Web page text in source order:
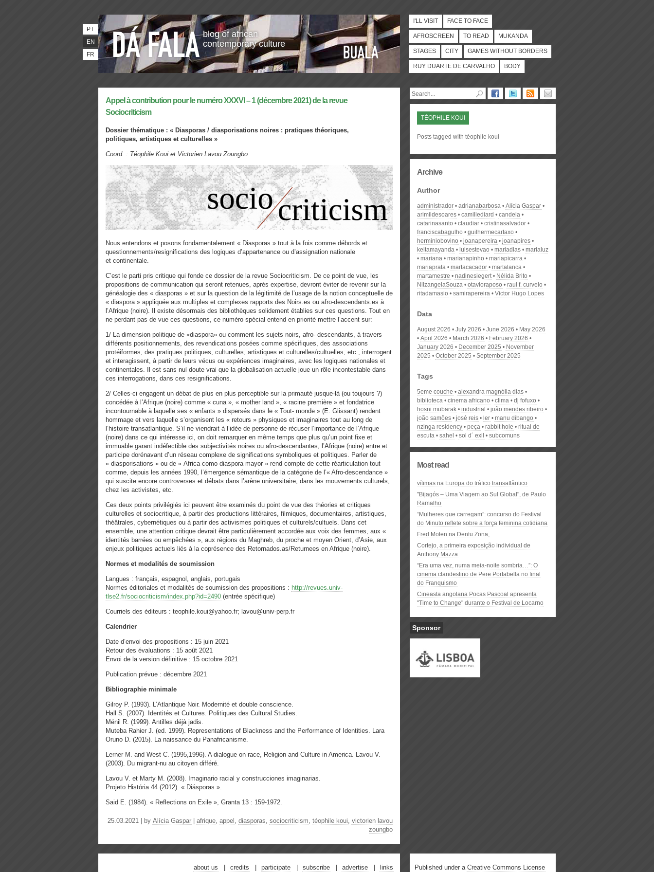
blog of african
contemporary culture
PT
EN
FR
I'LL VISIT FACE TO FACE
AFROSCREEN TO READ MUKANDA
STAGES CITY GAMES WITHOUT BORDERS
RUY DUARTE DE CARVALHO BODY
Appel à contribution pour le numéro XXXVI – 1 (décembre 2021) de la revue
Sociocriticism
Dossier thématique : « Diasporas / diasporisations noires : pratiques théoriques,
politiques, artistiques et culturelles »
Coord. : Téophile Koui et Victorien Lavou Zoungbo
Nous entendons et posons fondamentalement « Diasporas » tout à la fois comme débords et
questionnements/resignifications des logiques d’appartenance ou d’assignation nationale
et continentale.
C’est le parti pris critique qui fonde ce dossier de la revue Sociocriticism. De ce point de vue, les
propositions de communication qui seront retenues, après expertise, devront éviter de revenir sur la
généalogie des « diasporas » et sur la question de la légitimité de l’usage de la notion conceptuelle de
« diaspora » appliquée aux multiples et complexes rapports des Noirs.es ou afro-descendants.es à
l’Afrique (noire). Il existe désormais des bibliothèques solidement établies sur ces questions. Tout en
ne perdant pas de vue ces questions, ce numéro spécial entend en priorité mettre l’accent sur:
1/ La dimension politique de «diaspora» ou comment les sujets noirs, afro- descendants, à travers
différents positionnements, des revendications posées comme spécifiques, des associations
protéiformes, des pratiques politiques, culturelles, artistiques et culturelles/cultuelles, etc., interrogent
et interagissent, à partir de leurs vécus ou expériences imaginaires, avec les logiques nationales et
continentales. Il est sans nul doute vrai que la globalisation actuelle joue un rôle incontestable dans
ces interrogations, dans ces resignifications.
2/ Celles-ci engagent un débat de plus en plus perceptible sur la primauté jusque-là (ou toujours ?)
concédée à l’Afrique (noire) comme « cuna », « mother land », « racine première » et fondatrice
incontournable à laquelle ses « enfants » dispersés dans le « Tout- monde » (E. Glissant) rendent
hommage et vers laquelle s’organisent les « retours » physiques et imaginaires tout au long de
l’histoire transatlantique. S’il ne viendrait à l’idée de personne de récuser l’importance de l’Afrique
(noire) dans ce qui intéresse ici, on doit remarquer en même temps que plus qu’un point fixe et
immuable garant indéfectible des subjectivités noires ou afro-descendantes, l’Afrique (noire) entre et
participe dorénavant d’un réseau complexe de significations symboliques et politiques. Parler de
« diasporisations » ou de « Africa como diaspora mayor » rend compte de cette réarticulation tout
comme, depuis les années 1990, l’émergence sémantique de la catégorie de l’« Afro-descendance »
qui suscite encore controverses et débats dans l’arène universitaire, dans les mouvements culturels,
chez les activistes, etc.
Ces deux points privilégiés ici peuvent être examinés du point de vue des théories et critiques
culturelles et sociocritique, à partir des productions littéraires, filmiques, documentaires, artistiques,
théâtrales, cybernétiques ou à partir des activismes politiques et culturels/cultuels. Dans cet
ensemble, une attention critique devrait être particulièrement accordée aux voix des femmes, aux «
identités barrées ou empêchées », aux régions du Maghreb, du proche et moyen Orient, d’Asie, aux
enjeux politiques actuels liés à la coprésence des Retornados.as/Returnees en Afrique (noire).
Normes et modalités de soumission
Langues : français, espagnol, anglais, portugais
Normes éditoriales et modalités de soumission des propositions : http://revues.univ-
tlse2.fr/sociocriticism/index.php?id=2490 (entrée spécifique)
Courriels des éditeurs : teophile.koui@yahoo.fr; lavou@univ-perp.fr
Calendrier
Date d’envoi des propositions : 15 juin 2021
Retour des évaluations : 15 août 2021
Envoi de la version définitive : 15 octobre 2021
Publication prévue : décembre 2021
Bibliographie minimale
Gilroy P. (1993). L’Atlantique Noir. Modernité et double conscience.
Hall S. (2007). Identités et Cultures. Politiques des Cultural Studies.
Ménil R. (1999). Antilles déjà jadis.
Muteba Rahier J. (ed. 1999). Representations of Blackness and the Performance of Identities. Lara
Oruno D. (2015). La naissance du Panafricanisme.
Lerner M. and West C. (1995,1996). A dialogue on race, Religion and Culture in America. Lavou V.
(2003). Du migrant-nu au citoyen différé.
Lavou V. et Marty M. (2008). Imaginario racial y construcciones imaginarias.
Projeto História 44 (2012). « Diásporas ».
Said E. (1984). « Reflections on Exile », Granta 13 : 159-1972.
25.03.2021 | by Alícia Gaspar afrique, appel , diasporas, sociocriticism, téophile koui, victorien lavou
zoungbo
TÉOPHILE KOUI
Posts tagged with téophile koui
Archive
Author
administrador adrianabarbosa
Alícia Gaspar
arimildesoares
camillediard
candela
catarinasanto
claudiar
cristinasalvador
franciscabagulho
guilhermecartaxo
herminiobovino
joanapereira
joanapires
keitamayanda
luisestevao mariadias
marialuz
mariana
marianapinho
mariapicarra
mariaprata
martacacador
martalanca
martamestre
nadinesiegert
Nélida Brito
NilzangelaSouza
otavioraposo
raul f. curvelo
ritadamasio
samirapereira Victor Hugo Lopes
Data
August 2026 July 2026 June 2026
May 2026
April 2026
March 2026
February 2026
January 2026
December 2025
November
2025
October 2025 September 2025
Tags
5eme couche
alexandra magnólia dias
biblioteca
cinema africano clima
dj fofuxo
hosni mubarak
industrial
joão mendes ribeiro
joão samões
josé reis ler
manu dibango
nzinga residency
peça rabbit hole
ritual de
escuta
sahel sol d´ exil subcomuns
Most read
vítimas na Europa do tráfico transatlântico
"Bijagós – Uma Viagem ao Sul Global", de Paulo
Ramalho
“Mulheres que carregam”: concurso do Festival
do Minuto reflete sobre a força feminina cotidiana
Fred Moten na Dentu Zona,
Cortejo, a primeira exposição individual de
Anthony Mazza
“Era uma vez, numa meia-noite sombria…”: O
cinema clandestino de Pere Portabella no final
do Franquismo
Cineasta angolana Pocas Pascoal apresenta
"Time to Change" durante o Festival de Locarno
Sponsor
about us credits participate subscribe advertise links Published under a Creative Commons License